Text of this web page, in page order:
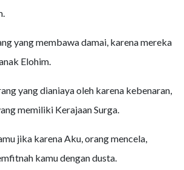
yang membawa damai, karena mereka
Elohim.
yang dianiaya oleh karena kebenaran,
memiliki Kerajaan Surga.
jika karena Aku, orang mencela,
kamu dengan dusta.